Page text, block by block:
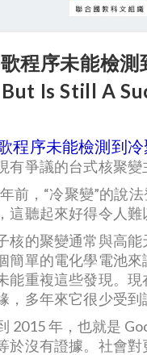
程序未能檢
Is Still A
程序未能檢測到
有爭議的台式核聚變
前，“冷聚變”的說
這聽起來好得令人難
核的聚變通常與高
簡單的電化學電池
能重複這些發現。
，多年來它很少受到
2015 年，也就是
於沒有證據。社會